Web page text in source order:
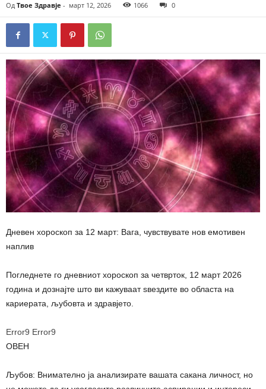
Од Твое Здравје - март 12, 2026 1066 0
Дневен хороскоп за 12 март: Вага, чувствувате нов емотивен
наплив
Погледнете го дневниот хороскоп за четврток, 12 март 2026
година и дознајте што ви кажуваат ѕвездите во областа на
кариерата, љубовта и здравјето.
Error9 Error9
ОВЕН
Љубов: Внимателно ја анализирате вашата сакана личност, но